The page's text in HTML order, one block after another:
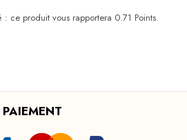
ce produit vous rapportera 0.71 Points.
PAIEMENT